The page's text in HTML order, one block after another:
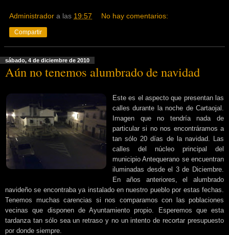
Administrador a las 19:57 No hay comentarios:
Compartir
sábado, 4 de diciembre de 2010
Aún no tenemos alumbrado de navidad
Este es el aspecto que presentan las
calles durante la noche de Cartaojal.
Imagen que no tendría nada de
particular si no nos encontráramos a
tan sólo 20 días de la navidad. Las
calles del núcleo principal del
municipio Antequerano se encuentran
iluminadas desde el 3 de Diciembre.
En años anteriores, el alumbrado
navideño se encontraba ya instalado en nuestro pueblo por estas fechas.
Tenemos muchas carencias si nos comparamos con las poblaciones
vecinas que disponen de Ayuntamiento propio. Esperemos que esta
tardanza tan sólo sea un retraso y no un intento de recortar presupuesto
por donde siempre.